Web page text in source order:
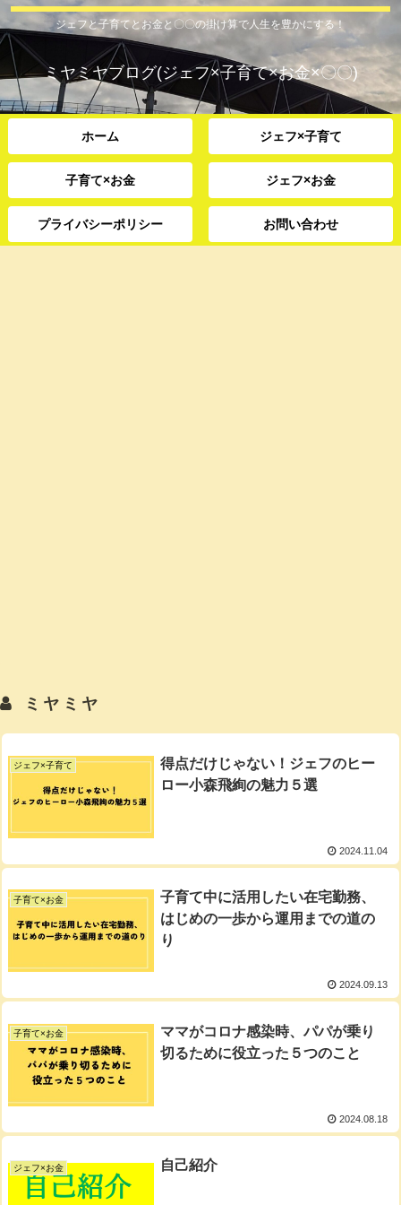
ジェフと子育てとお金と〇〇の掛け算で人生を豊かにする！
ミヤミヤブログ(ジェフ×子育て×お金×〇〇)
ホーム ジェフ×子育て
子育て×お金 ジェフ×お金
プライバシーポリシー お問い合わせ
ミヤミヤ
ジェフ×子育て
得点だけじゃない！ジェフのヒー
ロー小森飛絢の魅力５選
2024.11.04
子育て×お金
子育て中に活用したい在宅勤務、
はじめの一歩から運用までの道の
り
2024.09.13
子育て×お金
ママがコロナ感染時、パパが乗り
切るために役立った５つのこと
2024.08.18
ジェフ×お金 自己紹介